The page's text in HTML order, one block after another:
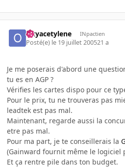
Oxyacetylene INpactien
Posté(e) le 19 juillet 200521 a
Je me poserais d'abord une
tu es en AGP ?
Vérifies les cartes dispo pour ce
Pour le prix, tu ne trouveras pas
leadtek est pas mal.
Maintenant, regarde aussi la
etre pas mal.
Pour ma part, je te conseillerais la
(Gainward fournit même le logiciel
Et ça rentre pile dans ton budget.